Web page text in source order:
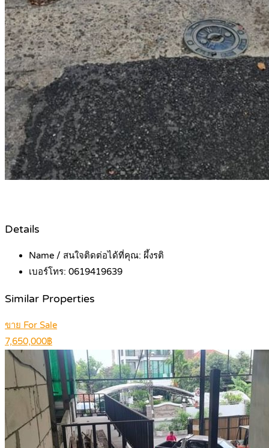
Details
Name / สนใจติดต่อได้ที่คุณ: ผึ้งรติ
เบอร์โทร: 0619419639
Similar Properties
ขาย For Sale
7,650,000฿